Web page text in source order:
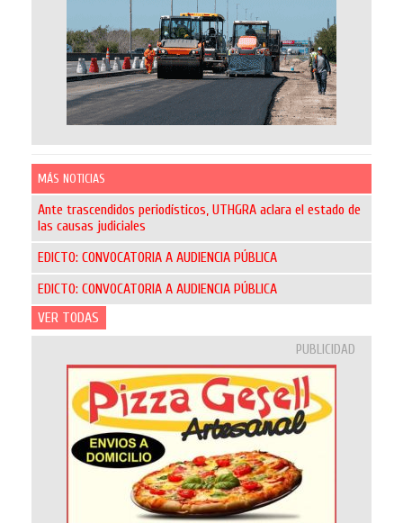
MÁS NOTICIAS
Ante trascendidos periodísticos, UTHGRA aclara el estado de
las causas judiciales
EDICTO: CONVOCATORIA A AUDIENCIA PÚBLICA
EDICTO: CONVOCATORIA A AUDIENCIA PÚBLICA
VER TODAS
PUBLICIDAD